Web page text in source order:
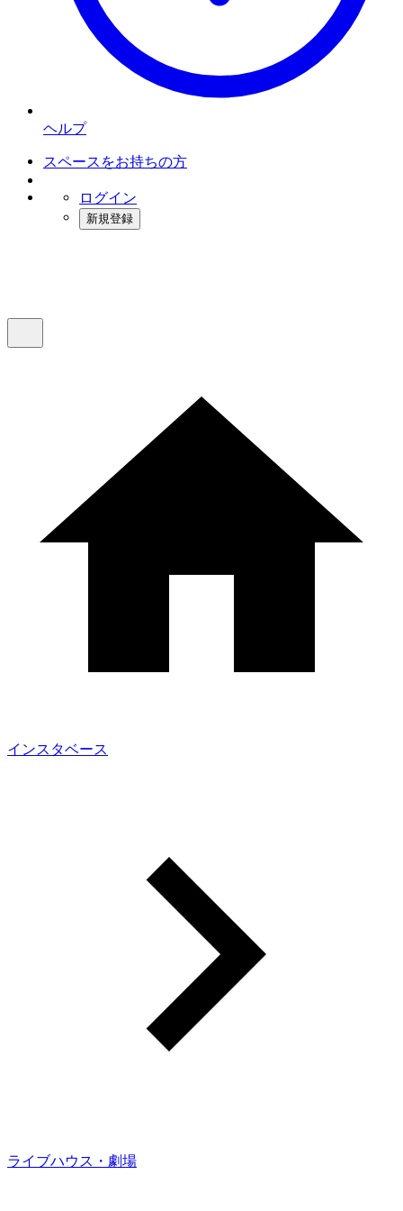
ヘルプ
スペースをお持ちの方
ログイン
新規登録
インスタベース
ライブハウス・劇場